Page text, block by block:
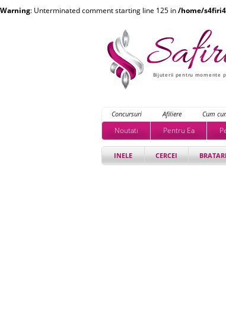
Warning: Unterminated comment starting line 125 in/home/
Bijuterii pentru momente
Concursuri Afiliere Cum
Noutati Pentru Ea
INELE CERCEI